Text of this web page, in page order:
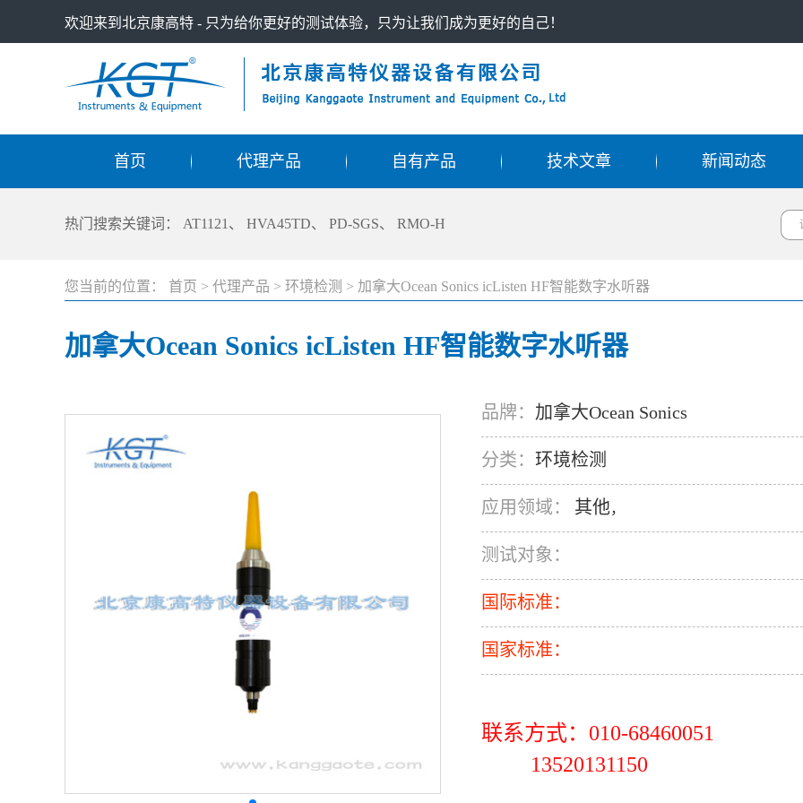
欢迎来到北京康高特 - 只为给你更好的测试体验，只为让我们成为更好的自己！
首页 代理产品 自有产品 技术文章 新闻动态
热门搜索关键词： AT1121 、 HVA45TD、 PD-SGS、 RMO-H
您当前的位置： 首页 > 代理产品 > 环境检测 > 加拿大Ocean Sonics icListen HF智能数字水听器
加拿大Ocean Sonics icListen HF智能数字水听器
品牌： 加拿大Ocean Sonics
分类： 环境检测
应用领域： 其他，
测试对象：
国际标准：
国家标准：
联系方式：010-68460051
13520131150